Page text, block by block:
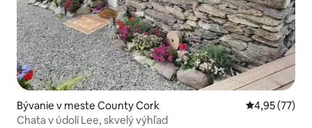
Bývanie v meste County Cork Priemerné
4,95 (77)
Chata v údolí Lee, skvelý výhľad